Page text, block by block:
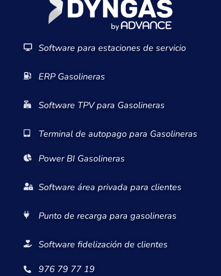
Software para estaciones de servicio
ERP Gasolineras
Software TPV para Gasolineras
Terminal de autopago para Gasolineras
Power BI Gasolineras
Software área privada para clientes
Punto de recarga para gasolineras
Software fidelización de clientes
976 79 77 19